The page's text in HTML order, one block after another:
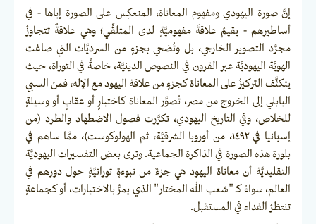
إنَّ صورة اليهودي ومفهوم المعاناة، المنعكِس على الصورة إياها - في
أساطيرهم - يقيمُ علاقةَ مفهوميَّةٍ لدى المتلقِّي؛ وهي علاقةٌ تتجاوزُ
مجرَّد التصوير الخارجي، بل وتُضحي بجزءٍ من السرديَّات التي صاغت
الهويَّة اليهوديَّة عبر القرون في النصوص الدينيَّة، خاصةً في التوراة، حيث
يتكثَّف التركيزُ على المعاناة كجزءٍ من علاقة اليهود مع الإله، فمنَ السبي
البابلي إلى الخروج من مصر، تُصوَّر المعاناة كاختبارٍ أو عقابٍ أو وسيلةٍ
للخلاص، وفي التاريخ اليهودي، تكرَّرت فصول الاضطهاد والطرد (من
إسبانيا في ١٤٩٢، من أوروبا الشرقيَّة، ثم الهولوكوست)، ممَّا ساهم في
بلورة هذه الصورة في الذاكرة الجماعية. وترى بعض التفسيرات اليهوديَّة
التقليديَّة أن معاناة اليهود هي جزءٌ من نبوءةٍ توراتيَّةٍ حول دورهم في
العالم، سواءً كـ "شعب الله المختار" الذي يمرُّ بالاختبارات، أو كجماعةٍ
تنتظرُ الفداء في المستقبل.